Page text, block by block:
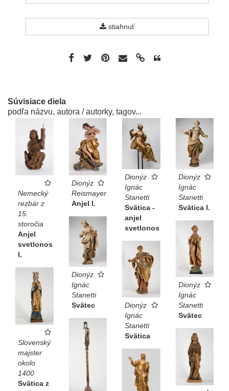
stiahnuť
Súvisiace diela
podľa názvu, autora / autorky, tagov...
Nemecký
rezbár z
15.
storočia
Anjel
svetlonos
I.
Dionýz
Reismayer
Anjel I.
Dionýz
Ignác
Stanetti
Svätica -
anjel
svetlonos
Dionýz
Ignác
Stanetti
Svätica I.
Dionýz
Ignác
Stanetti
Svätec
Dionýz
Ignác
Stanetti
Svätec
Dionýz
Ignác
Stanetti
Svätica
Slovenský
majster
okolo
1400
Svätica z